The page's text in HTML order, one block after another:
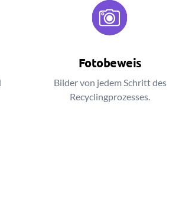
Fotobeweis
Bilder von jedem Schritt des
Recyclingprozesses.